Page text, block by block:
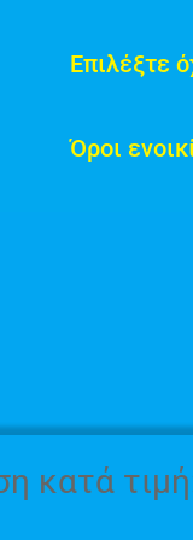
Επιλέξτε
Όροι